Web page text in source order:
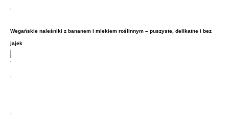
Wegańskie naleśniki z bananem i mlekiem roślinnym – puszyste, delikatne i bez
jajek